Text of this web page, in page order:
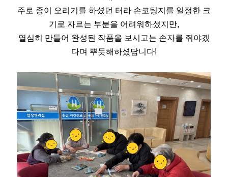
주로 종이 오리기를 하셨던 터라 손코팅지를 일정한 크
기로 자르는 부분을 어려워하셨지만,
열심히 만들어 완성된 작품을 보시고는 손자를 줘야겠
다며 뿌듯해하셨답니다!